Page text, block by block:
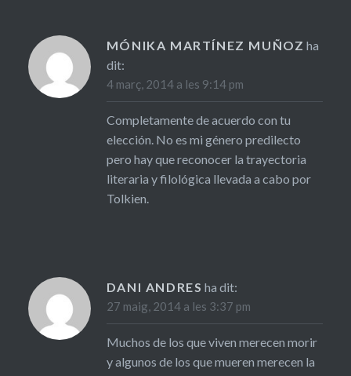
MÓNIKA MARTÍNEZ MUÑOZ ha
dit:
4 març, 2014 a les 9:14 pm
Completamente de acuerdo con tu
elección. No es mi género predilecto
pero hay que reconocer la trayectoria
literaria y filológica llevada a cabo por
Tolkien.
DANI ANDRES ha dit:
27 maig, 2014 a les 3:37 pm
Muchos de los que viven merecen morir
y algunos de los que mueren merecen la